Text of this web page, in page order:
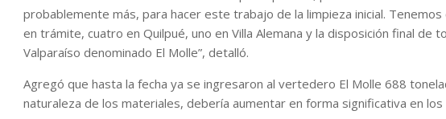
probablemente más, para hacer este trabajo de la limpieza inicial.
en trámite, cuatro en Quilpué, uno en Villa Alemana y la disposición final
Valparaíso denominado El Molle”, detalló.
Agregó que hasta la fecha ya se ingresaron al vertedero El Molle 688
naturaleza de los materiales, debería aumentar en forma significativa en